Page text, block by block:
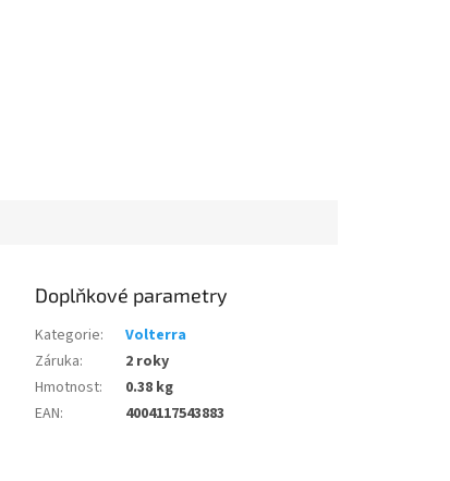
Doplňkové parametry
Kategorie:
Volterra
Záruka:
2 roky
Hmotnost:
0.38 kg
EAN: 4004117543883